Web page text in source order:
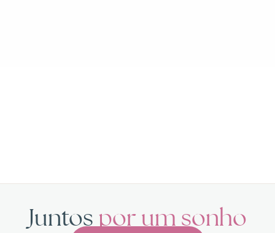
Juntos por um sonho